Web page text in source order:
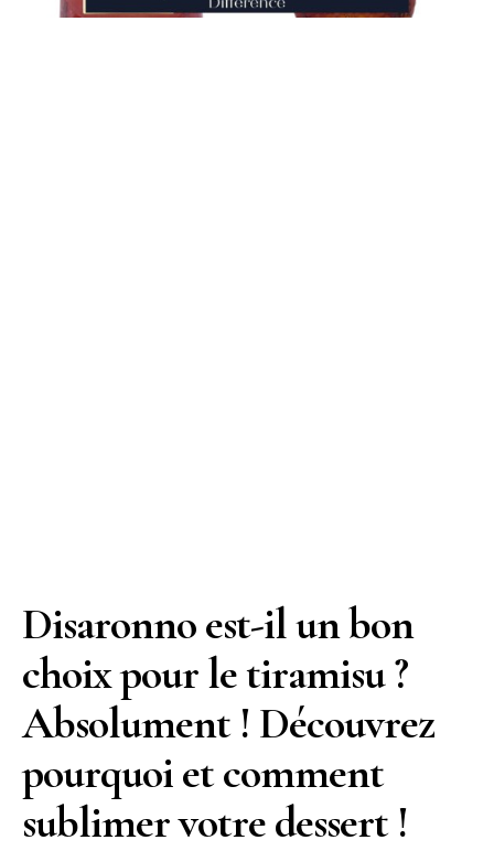
Disaronno est-il un bon
choix pour le tiramisu ?
Absolument ! Découvrez
pourquoi et comment
sublimer votre dessert !